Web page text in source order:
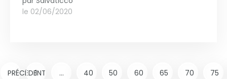
le 02/06/2020
PRÉCÉDENT
1 ... 40 50 60 65 70 75